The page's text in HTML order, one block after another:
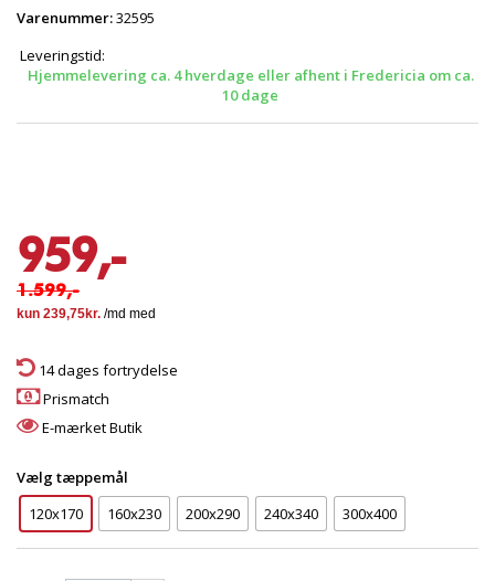
Varenummer:32595
Leveringstid:
Hjemmelevering ca. 4 hverdage eller afhent i Fredericia om ca.
10 dage
959,-
1.599,-
14 dages fortrydelse
Prismatch
E-mærket Butik
Vælg tæppemål
120x170
160x230 200x290 240x340 300x400